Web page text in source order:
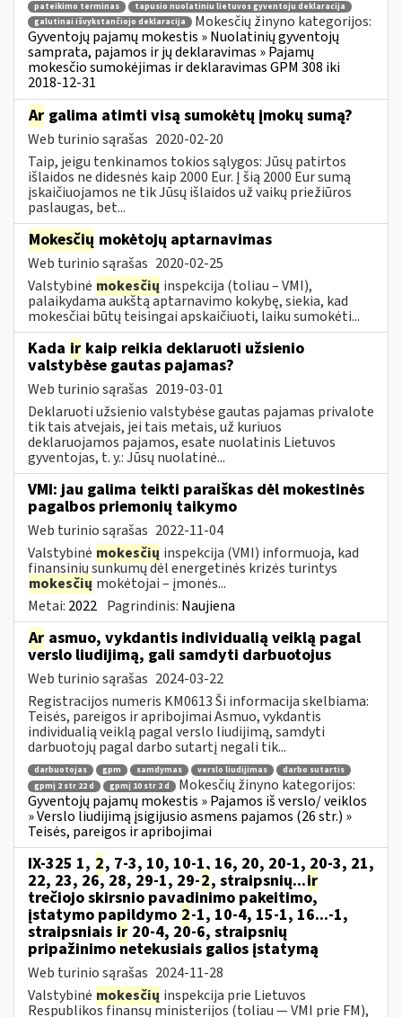
pateikimo terminas
tapusio nuolatiniu lietuvos gyventoju deklaracija
galutinai išvykstančiojo deklaracija
Mokesčių žinyno kategorijos:
Gyventojų pajamų mokestis » Nuolatinių gyventojų
samprata, pajamos ir jų deklaravimas » Pajamų
mokesčio sumokėjimas ir deklaravimas GPM 308 iki
2018-12-31
Ar galima atimti visą sumokėtų įmokų sumą?
Web turinio sąrašas 2020-02-20
Taip, jeigu tenkinamos tokios sąlygos: Jūsų patirtos
išlaidos ne didesnės kaip 2000 Eur. Į šią 2000 Eur sumą
įskaičiuojamos ne tik Jūsų išlaidos už vaikų priežiūros
paslaugas, bet...
Mokesčių mokėtojų aptarnavimas
Web turinio sąrašas 2020-02-25
Valstybinė mokesčių inspekcija (toliau – VMI),
palaikydama aukštą aptarnavimo kokybę, siekia, kad
mokesčiai būtų teisingai apskaičiuoti, laiku sumokėti...
Kada ir kaip reikia deklaruoti užsienio
valstybėse gautas pajamas?
Web turinio sąrašas 2019-03-01
Deklaruoti užsienio valstybėse gautas pajamas privalote
tik tais atvejais, jei tais metais, už kuriuos
deklaruojamos pajamos, esate nuolatinis Lietuvos
gyventojas, t. y.: Jūsų nuolatinė...
VMI: jau galima teikti paraiškas dėl mokestinės
pagalbos priemonių taikymo
Web turinio sąrašas 2022-11-04
Valstybinė mokesčių inspekcija (VMI) informuoja, kad
finansinių sunkumų dėl energetinės krizės turintys
mokesčių mokėtojai – įmonės...
Metai: 2022 Pagrindinis: Naujiena
Ar asmuo, vykdantis individualią veiklą pagal
verslo liudijimą, gali samdyti darbuotojus
Web turinio sąrašas 2024-03-22
Registracijos numeris KM0613 Ši informacija skelbiama:
Teisės, pareigos ir apribojimai Asmuo, vykdantis
individualią veiklą pagal verslo liudijimą, samdyti
darbuotojų pagal darbo sutartį negali tik...
darbuotojas gpm samdymas verslo liudijimas
darbo sutartis
gpmį 2 str 22 d
gpmį 10 str 2 d
Mokesčių žinyno kategorijos:
Gyventojų pajamų mokestis » Pajamos iš verslo/ veiklos
» Verslo liudijimą įsigijusio asmens pajamos (26 str.) »
Teisės, pareigos ir apribojimai
IX-325 1, 2, 7-3, 10, 10-1, 16, 20, 20-1, 20-3, 21,
22, 23, 26, 28, 29-1, 29-2, straipsnių...ir
trečiojo skirsnio pavadinimo pakeitimo,
įstatymo papildymo 2-1, 10-4, 15-1, 16...-1,
straipsniais ir 20-4, 20-6, straipsnių
pripažinimo netekusiais galios įstatymą
Web turinio sąrašas 2024-11-28
Valstybinė mokesčių inspekcija prie Lietuvos
Respublikos finansų ministerijos (toliau — VMI prie FM),